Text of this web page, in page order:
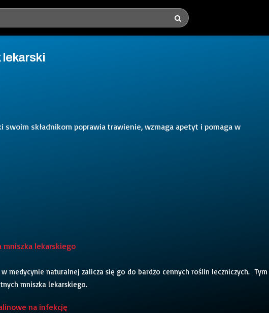
lekarski
swoim składnikom poprawia trawienie, wzmaga apetyt i pomaga w
mniszka lekarskiego
medycynie naturalnej zalicza się go do bardzo cennych roślin leczniczych. Tym
mniszka lekarskiego.
na infekcję